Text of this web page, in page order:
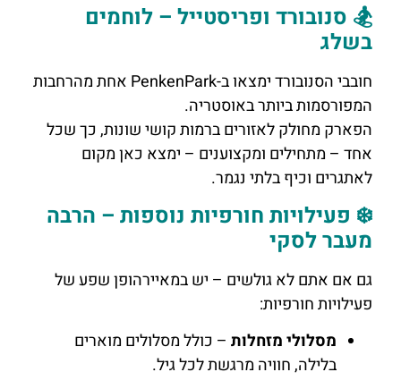
🏂 סנובורד ופריסטייל – לוחמים
בשלג
חובבי הסנובורד ימצאו ב-PenkenPark אחת מהרחבות
המפורסמות ביותר באוסטריה.
הפארק מחולק לאזורים ברמות קושי שונות, כך שכל
אחד – מתחילים ומקצוענים – ימצא כאן מקום
לאתגרים וכיף בלתי נגמר.
❄️ פעילויות חורפיות נוספות – הרבה
מעבר לסקי
גם אם אתם לא גולשים – יש במאיירהופן שפע של
פעילויות חורפיות:
מסלולי מזחלות – כולל מסלולים מוארים
בלילה, חוויה מרגשת לכל גיל.